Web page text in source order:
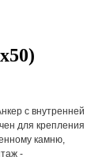
с внутренней
для крепления
камню,
-